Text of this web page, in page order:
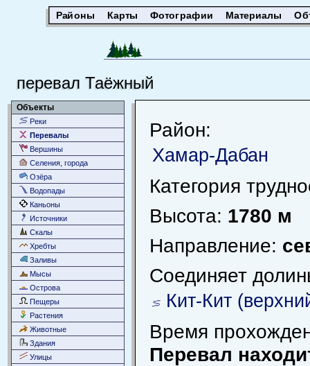
Районы Карты Фотографии Материалы
перевал Таёжный
Объекты
Реки
Перевалы
Вершины
Селения, города
Озёра
Водопады
Каньоны
Источники
Скалы
Хребты
Заливы
Мысы
Острова
Пещеры
Растения
Животные
Здания
Улицы
Район:
Хамар-Дабан
Категория
Высота: 1780 м
Направление:
Соединяет
Кит-Кит
Время
Перевал